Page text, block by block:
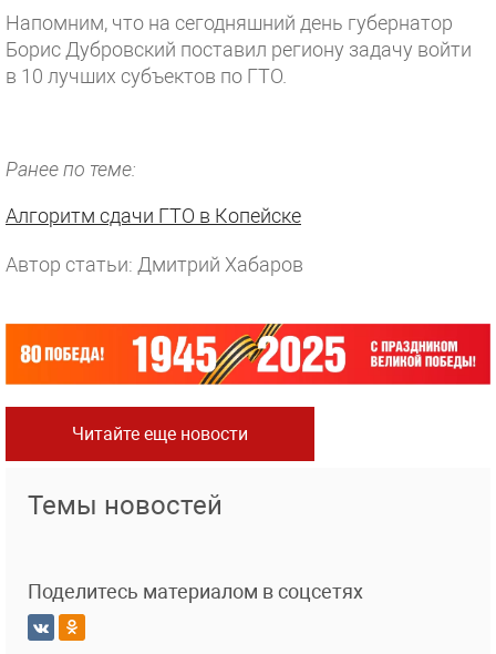
Напомним, что на сегодняшний день губернатор
Борис Дубровский поставил региону задачу войти
в 10 лучших субъектов по ГТО.
Ранее по теме:
Алгоритм сдачи ГТО в Копейске
Автор статьи: Дмитрий Хабаров
Читайте еще новости
Темы новостей
Поделитесь материалом в соцсетях